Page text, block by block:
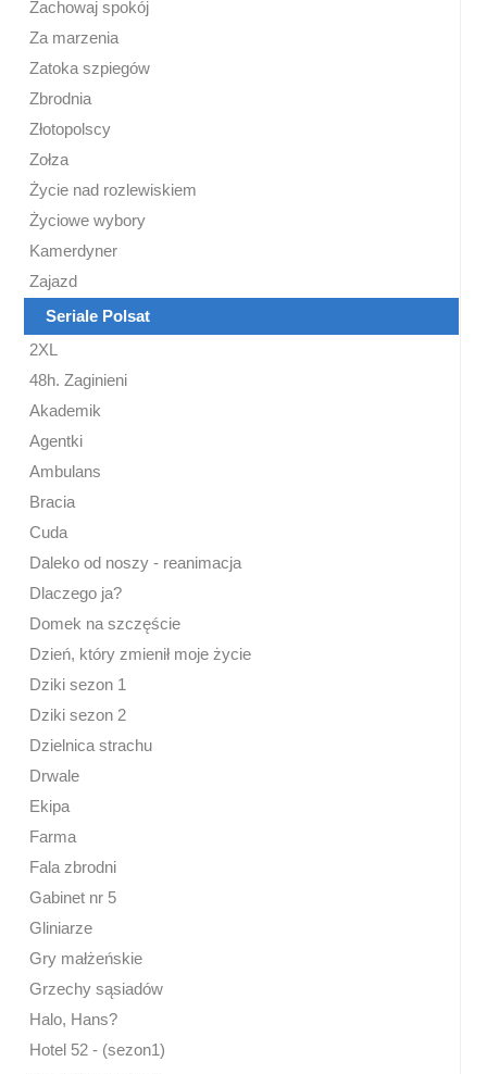
Zachowaj spokój
Za marzenia
Zatoka szpiegów
Zbrodnia
Złotopolscy
Zołza
Życie nad rozlewiskiem
Życiowe wybory
Kamerdyner
Zajazd
Seriale Polsat
2XL
48h. Zaginieni
Akademik
Agentki
Ambulans
Bracia
Cuda
Daleko od noszy - reanimacja
Dlaczego ja?
Domek na szczęście
Dzień, który zmienił moje życie
Dziki sezon 1
Dziki sezon 2
Dzielnica strachu
Drwale
Ekipa
Farma
Fala zbrodni
Gabinet nr 5
Gliniarze
Gry małżeńskie
Grzechy sąsiadów
Halo, Hans?
Hotel 52 - (sezon1)